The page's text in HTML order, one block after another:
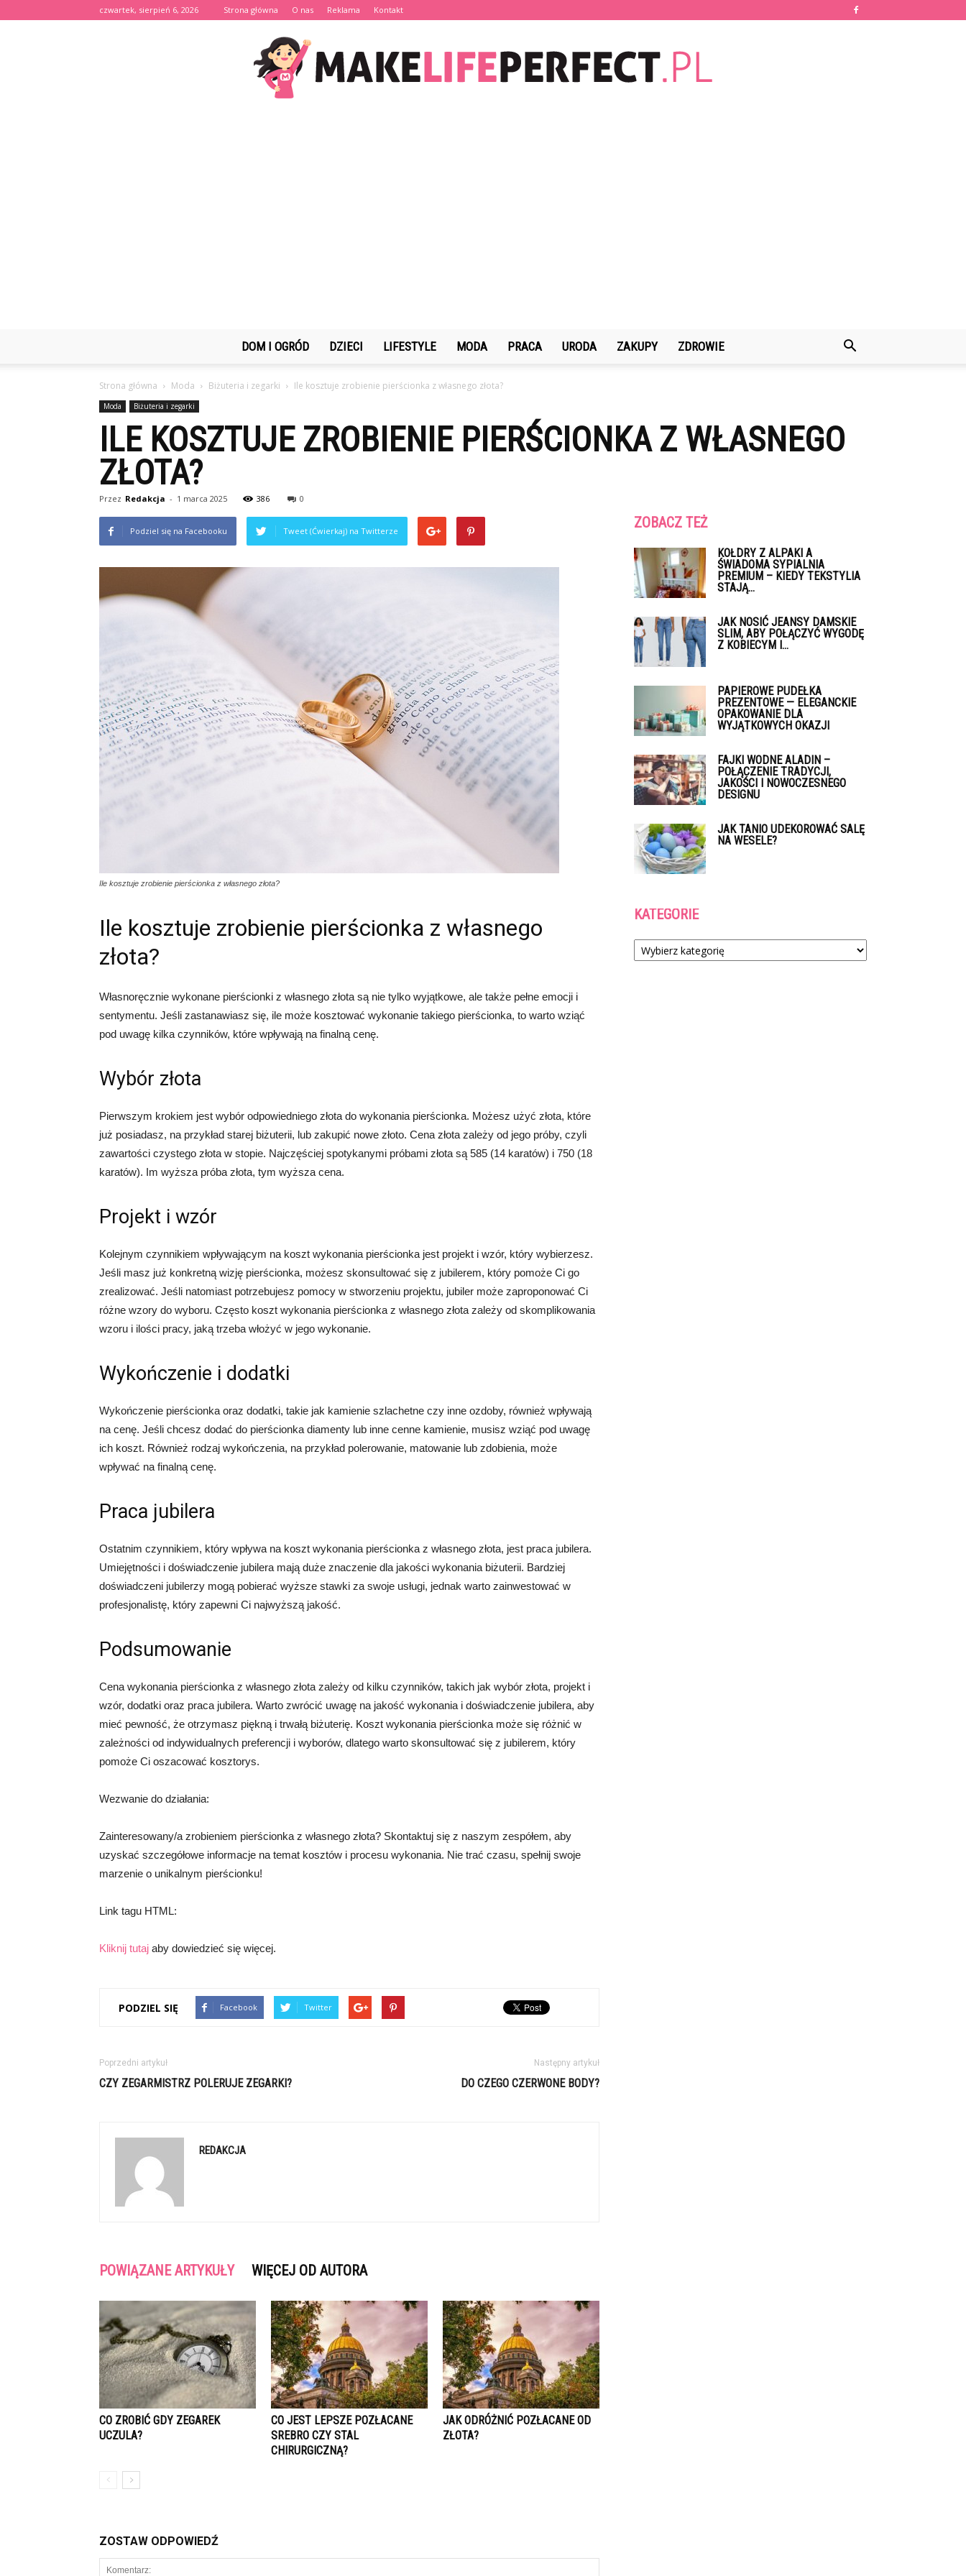
czwartek, sierpień 6, 2026 Strona główna O nas Reklama Kontakt
DOM I OGRÓD DZIECI LIFESTYLE MODA PRACA URODA ZAKUPY ZDROWIE
Strona główna Moda Biżuteria i zegarki Ile kosztuje zrobienie pierścionka z własnego złota?
Moda Biżuteria i zegarki
ILE KOSZTUJE ZROBIENIE PIERŚCIONKA Z WŁASNEGO
ZŁOTA?
Przez Redakcja - 1 marca 2025 386 0
Podziel się na Facebooku Tweet (Ćwierkaj) na Twitterze
Ile kosztuje zrobienie pierścionka z własnego złota?
Ile kosztuje zrobienie pierścionka z własnego
złota?
Własnoręcznie wykonane pierścionki z własnego złota są nie tylko wyjątkowe, ale także pełne emocji i
sentymentu. Jeśli zastanawiasz się, ile może kosztować wykonanie takiego pierścionka, to warto wziąć
pod uwagę kilka czynników, które wpływają na finalną cenę.
Wybór złota
Pierwszym krokiem jest wybór odpowiedniego złota do wykonania pierścionka. Możesz użyć złota, które
już posiadasz, na przykład starej biżuterii, lub zakupić nowe złoto. Cena złota zależy od jego próby, czyli
zawartości czystego złota w stopie. Najczęściej spotykanymi próbami złota są 585 (14 karatów) i 750 (18
karatów). Im wyższa próba złota, tym wyższa cena.
Projekt i wzór
Kolejnym czynnikiem wpływającym na koszt wykonania pierścionka jest projekt i wzór, który wybierzesz.
Jeśli masz już konkretną wizję pierścionka, możesz skonsultować się z jubilerem, który pomoże Ci go
zrealizować. Jeśli natomiast potrzebujesz pomocy w stworzeniu projektu, jubiler może zaproponować Ci
różne wzory do wyboru. Często koszt wykonania pierścionka z własnego złota zależy od skomplikowania
wzoru i ilości pracy, jaką trzeba włożyć w jego wykonanie.
Wykończenie i dodatki
Wykończenie pierścionka oraz dodatki, takie jak kamienie szlachetne czy inne ozdoby, również wpływają
na cenę. Jeśli chcesz dodać do pierścionka diamenty lub inne cenne kamienie, musisz wziąć pod uwagę
ich koszt. Również rodzaj wykończenia, na przykład polerowanie, matowanie lub zdobienia, może
wpływać na finalną cenę.
Praca jubilera
Ostatnim czynnikiem, który wpływa na koszt wykonania pierścionka z własnego złota, jest praca jubilera.
Umiejętności i doświadczenie jubilera mają duże znaczenie dla jakości wykonania biżuterii. Bardziej
doświadczeni jubilerzy mogą pobierać wyższe stawki za swoje usługi, jednak warto zainwestować w
profesjonalistę, który zapewni Ci najwyższą jakość.
Podsumowanie
Cena wykonania pierścionka z własnego złota zależy od kilku czynników, takich jak wybór złota, projekt i
wzór, dodatki oraz praca jubilera. Warto zwrócić uwagę na jakość wykonania i doświadczenie jubilera, aby
mieć pewność, że otrzymasz piękną i trwałą biżuterię. Koszt wykonania pierścionka może się różnić w
zależności od indywidualnych preferencji i wyborów, dlatego warto skonsultować się z jubilerem, który
pomoże Ci oszacować kosztorys.
Wezwanie do działania:
Zainteresowany/a zrobieniem pierścionka z własnego złota? Skontaktuj się z naszym zespółem, aby
uzyskać szczegółowe informacje na temat kosztów i procesu wykonania. Nie trać czasu, spełnij swoje
marzenie o unikalnym pierścionku!
Link tagu HTML:
Kliknij tutaj aby dowiedzieć się więcej.
PODZIEL SIĘ Facebook Twitter
Poprzedni artykuł
CZY ZEGARMISTRZ POLERUJE ZEGARKI?
Następny artykuł
DO CZEGO CZERWONE BODY?
REDAKCJA
POWIĄZANE ARTYKUŁY WIĘCEJ OD AUTORA
CO ZROBIĆ GDY ZEGAREK
UCZULA?
CO JEST LEPSZE POZŁACANE
SREBRO CZY STAL
CHIRURGICZNĄ?
JAK ODRÓŻNIĆ POZŁACANE OD
ZŁOTA?
ZOSTAW ODPOWIEDŹ
ZOBACZ TEŻ
KOŁDRY Z ALPAKI A
ŚWIADOMA SYPIALNIA
PREMIUM – KIEDY TEKSTYLIA
STAJĄ...
JAK NOSIĆ JEANSY DAMSKIE
SLIM, ABY POŁĄCZYĆ WYGODĘ
Z KOBIECYM I...
PAPIEROWE PUDEŁKA
PREZENTOWE — ELEGANCKIE
OPAKOWANIE DLA
WYJĄTKOWYCH OKAZJI
FAJKI WODNE ALADIN –
POŁĄCZENIE TRADYCJI,
JAKOŚCI I NOWOCZESNEGO
DESIGNU
JAK TANIO UDEKOROWAĆ SALĘ
NA WESELE?
KATEGORIE
Kategorie